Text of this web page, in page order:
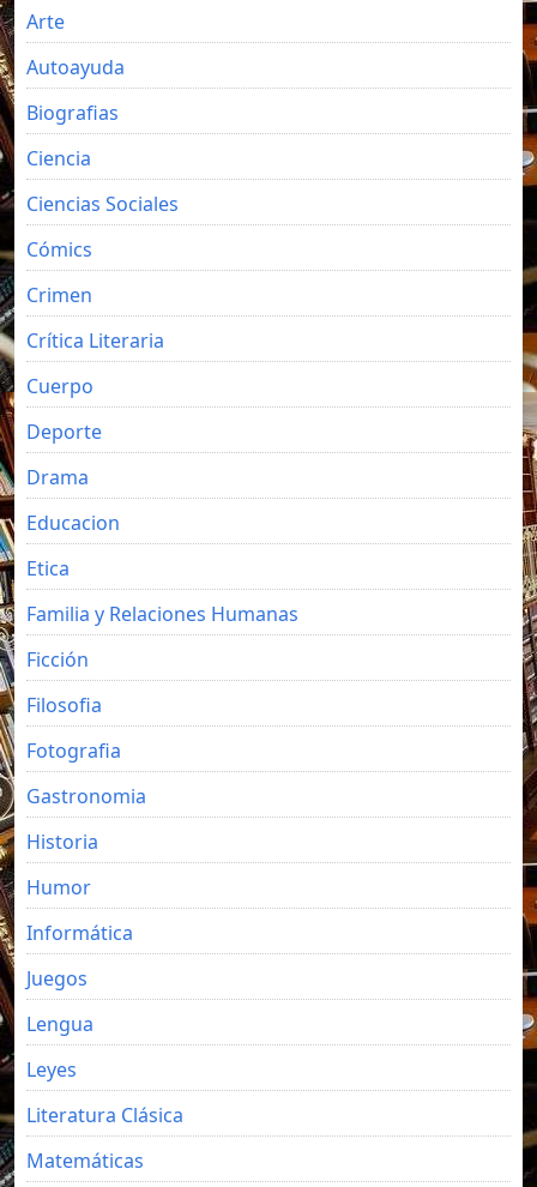
Arte
Autoayuda
Biografias
Ciencia
Ciencias Sociales
Cómics
Crimen
Crítica Literaria
Cuerpo
Deporte
Drama
Educacion
Etica
Familia y Relaciones Humanas
Ficción
Filosofia
Fotografia
Gastronomia
Historia
Humor
Informática
Juegos
Lengua
Leyes
Literatura Clásica
Matemáticas